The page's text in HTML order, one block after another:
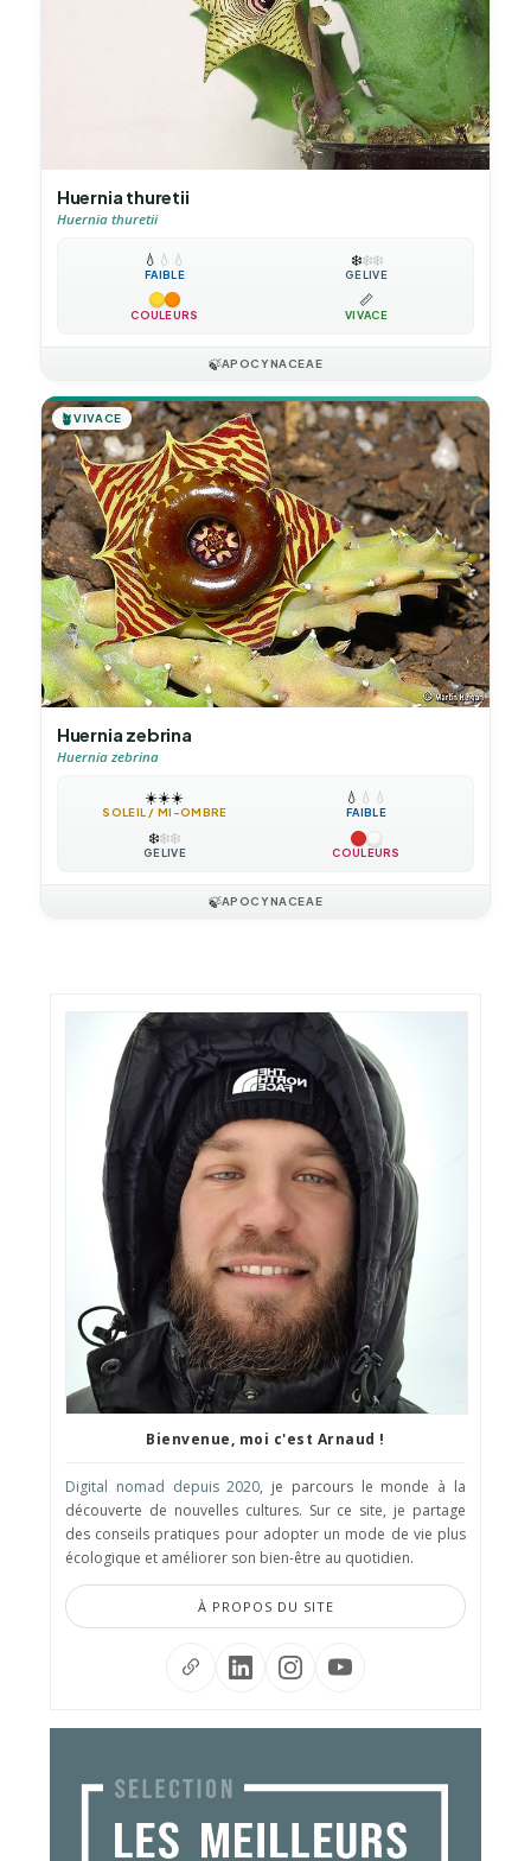
Huernia thuretii
Huernia thuretii
💧 💧 💧
FAIBLE
❄️❄️❄️
GÉLIVE
COULEURS
📏
VIVACE
🍃APOCYNACEAE
🪴VIVACE
Huernia zebrina
Huernia zebrina
☀️☀️☀️
SOLEIL / MI-OMBRE
💧 💧 💧
FAIBLE
❄️❄️❄️
GÉLIVE COULEURS
🍃APOCYNACEAE
Bienvenue, moi c'est Arnaud !
Digital nomad depuis 2020, je parcours le monde à la
découverte de nouvelles cultures. Sur ce site, je partage
des conseils pratiques pour adopter un mode de vie plus
écologique et améliorer son bien-être au quotidien.
À PROPOS DU SITE